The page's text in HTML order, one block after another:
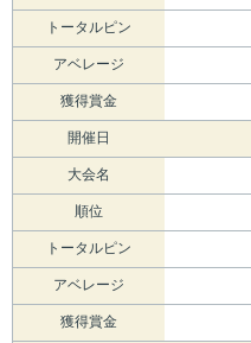
トータルピン
アベレージ
獲得賞金
開催日
大会名
順位
トータルピン
アベレージ
獲得賞金